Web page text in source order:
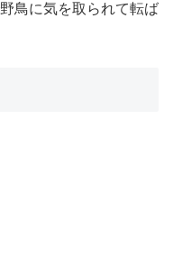
鳥に気を取られて転ば